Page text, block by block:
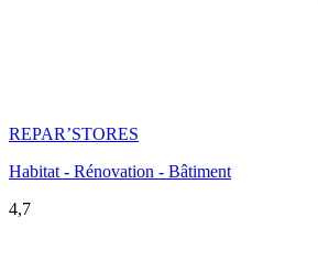
REPAR’STORES
Habitat - Rénovation - Bâtiment
4,7